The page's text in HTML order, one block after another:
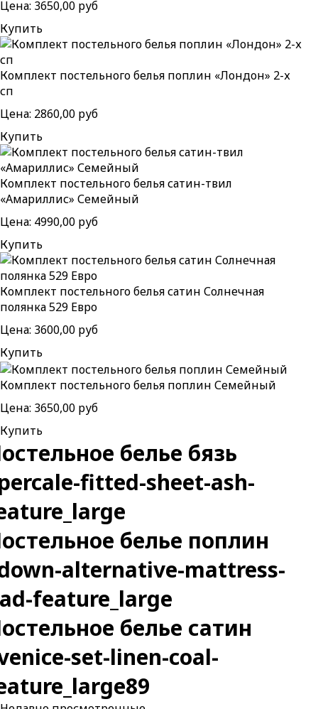
Цена: 3650,00 руб
Купить
Комплект постельного белья поплин «Лондон» 2-х
сп
Цена: 2860,00 руб
Купить
Комплект постельного белья сатин-твил
«Амариллис» Семейный
Цена: 4990,00 руб
Купить
Комплект постельного белья сатин Солнечная
полянка 529 Евро
Цена: 3600,00 руб
Купить
Комплект постельного белья поплин Семейный
Цена: 3650,00 руб
Купить
белье бязь
белье поплин
белье сатин